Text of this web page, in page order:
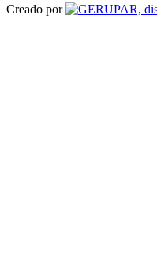
Creado por